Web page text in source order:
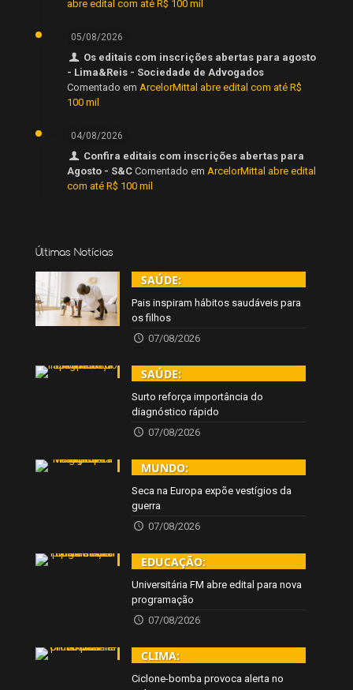
abre edital com até R$ 100 mil
05/08/2026
Os editais com inscrições abertas para agosto
- Lima&Reis - Sociedade de Advogados
Comentado em ArcelorMittal abre edital com até R$
100 mil
04/08/2026
Confira editais com inscrições abertas para
Agosto - S&C Comentado em ArcelorMittal abre edital
com até R$ 100 mil
Últimas Notícias
SAÚDE:
Pais inspiram hábitos saudáveis para
os filhos
07/08/2026
SAÚDE:
Surto reforça importância do
diagnóstico rápido
07/08/2026
MUNDO:
Seca na Europa expõe vestígios da
guerra
07/08/2026
EDUCAÇÃO:
Universitária FM abre edital para nova
programação
07/08/2026
CLIMA:
Ciclone-bomba provoca alerta no